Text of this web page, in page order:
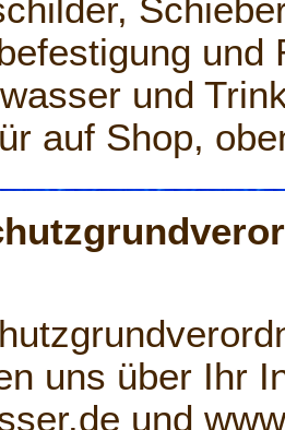
und
und
auf Shop,
uns über Ihr
und